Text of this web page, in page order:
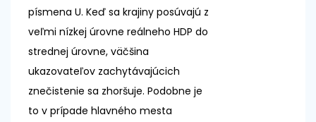
písmena U. Keď sa krajiny posúvajú z
veľmi nízkej úrovne reálneho HDP do
strednej úrovne, väčšina
ukazovateľov zachytávajúcich
znečistenie sa zhoršuje. Podobne je
to v prípade hlavného mesta